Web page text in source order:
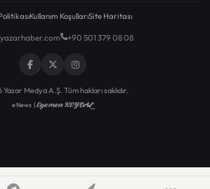
Kullanım KoşullarıSite Haritası
+90 501 379 08 08
Medya A.Ş. Tüm hakları saklıdır.
eNews |Egemen KEYDAL